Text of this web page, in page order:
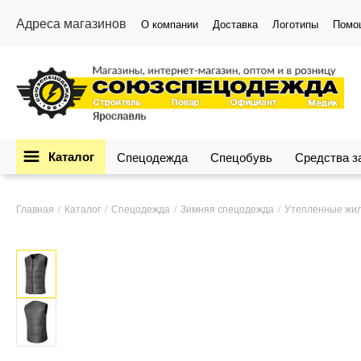
Адреса магазинов О компании Доставка Логотипы
Каталог Спецодежда Спецобувь Средства
Главная Каталог Спецодежда Зимняя спецодежда Утепленные